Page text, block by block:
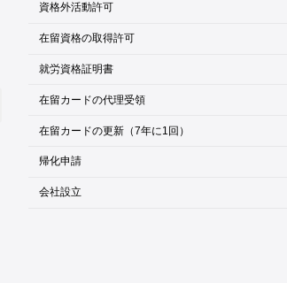
資格外活動許可
在留資格の取得許可
就労資格証明書
在留カードの代理受領
在留カードの更新（7年に1回）
帰化申請
会社設立